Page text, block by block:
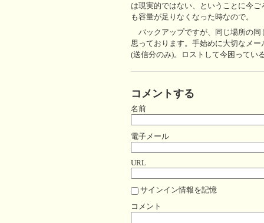
は現実的ではない、ということに今
も容量が足りなくなった時なので。
バックアップですが、同じ場所の同
思っております。手始めに大切なメ
(送信分のみ)。ロストして今困ってい
コメントする
名前
電子メール
URL
サインイン情報を記憶
コメント